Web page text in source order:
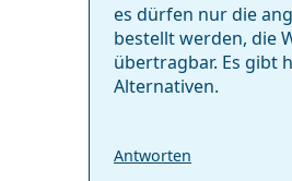
es dürfen nur die
bestellt werden, die
übertragbar. Es gibt
Alternativen.
Antworten